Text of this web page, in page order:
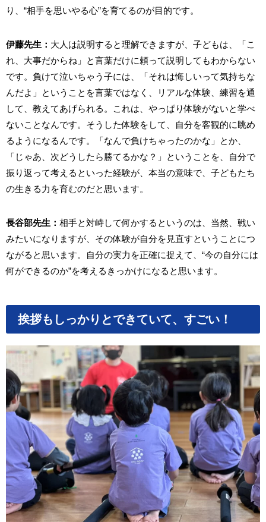
り、“相手を思いやる心”を育てるのが目的です。
伊藤先生： 大人は説明すると理解できますが、子どもは、「こ
れ、大事だからね」と言葉だけに頼って説明してもわからない
です。負けて泣いちゃう子には、「それは悔しいって気持ちな
んだよ」ということを言葉ではなく、リアルな体験、練習を通
して、教えてあげられる。これは、やっぱり体験がないと学べ
ないことなんです。そうした体験をして、自分を客観的に眺め
るようになるんです。「なんで負けちゃったのかな」とか、
「じゃあ、次どうしたら勝てるかな？」ということを、自分で
振り返って考えるといった経験が、本当の意味で、子どもたち
の生きる力を育むのだと思います。
⻑谷部先生： 相手と対峙して何かするというのは、当然、戦い
みたいになりますが、その体験が自分を見直すということにつ
ながると思います。自分の実力を正確に捉えて、“今の自分には
何ができるのか”を考えるきっかけになると思います。
挨拶もしっかりとできていて、すごい！